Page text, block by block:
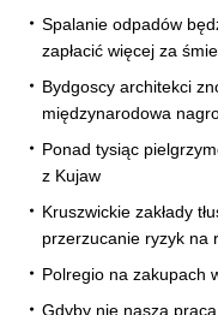
Spalanie odpadów
zapłacić więcej za
Bydgoscy architekci
międzynarodowa
Ponad tysiąc
z Kujaw
Kruszwickie zakłady
przerzucanie ryzyk na
Polregio na zakupach
Gdyby nie nasza